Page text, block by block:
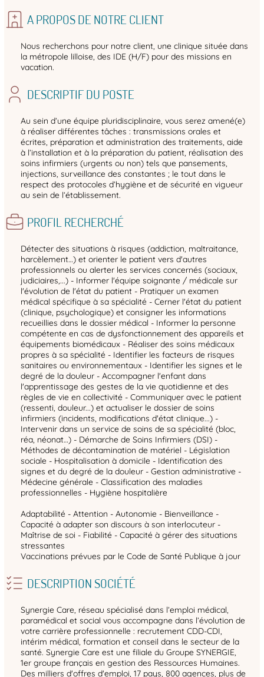
A PROPOS DE NOTRE CLIENT
Nous recherchons pour notre client, une clinique située dans
la métropole lilloise, des IDE (H/F) pour des missions en
vacation.
DESCRIPTIF DU POSTE
Au sein d’une équipe pluridisciplinaire, vous serez amené(e)
à réaliser différentes tâches : transmissions orales et
écrites, préparation et administration des traitements, aide
à l’installation et à la préparation du patient, réalisation des
soins infirmiers (urgents ou non) tels que pansements,
injections, surveillance des constantes ; le tout dans le
respect des protocoles d’hygiène et de sécurité en vigueur
au sein de l’établissement.
PROFIL RECHERCHÉ
Détecter des situations à risques (addiction, maltraitance,
harcèlement…) et orienter le patient vers d'autres
professionnels ou alerter les services concernés (sociaux,
judiciaires,...) - Informer l'équipe soignante / médicale sur
l'évolution de l'état du patient - Pratiquer un examen
médical spécifique à sa spécialité - Cerner l'état du patient
(clinique, psychologique) et consigner les informations
recueillies dans le dossier médical - Informer la personne
compétente en cas de dysfonctionnement des appareils et
équipements biomédicaux - Réaliser des soins médicaux
propres à sa spécialité - Identifier les facteurs de risques
sanitaires ou environnementaux - Identifier les signes et le
degré de la douleur - Accompagner l'enfant dans
l'apprentissage des gestes de la vie quotidienne et des
règles de vie en collectivité - Communiquer avec le patient
(ressenti, douleur...) et actualiser le dossier de soins
infirmiers (incidents, modifications d'état clinique...) -
Intervenir dans un service de soins de sa spécialité (bloc,
réa, néonat…) - Démarche de Soins Infirmiers (DSI) -
Méthodes de décontamination de matériel - Législation
sociale - Hospitalisation à domicile - Identification des
signes et du degré de la douleur - Gestion administrative -
Médecine générale - Classification des maladies
professionnelles - Hygiène hospitalière
Adaptabilité - Attention - Autonomie - Bienveillance -
Capacité à adapter son discours à son interlocuteur -
Maîtrise de soi - Fiabilité - Capacité à gérer des situations
stressantes
Vaccinations prévues par le Code de Santé Publique à jour
DESCRIPTION SOCIÉTÉ
Synergie Care, réseau spécialisé dans l’emploi médical,
paramédical et social vous accompagne dans l’évolution de
votre carrière professionnelle : recrutement CDD-CDI,
intérim médical, formation et conseil dans le secteur de la
santé. Synergie Care est une filiale du Groupe SYNERGIE,
1er groupe français en gestion des Ressources Humaines.
Des milliers d'offres d'emploi, 17 pays, 800 agences, plus de